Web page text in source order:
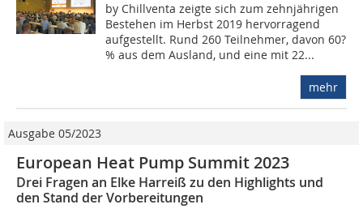
by Chillventa zeigte sich zum zehnjährigen
Bestehen im Herbst 2019 hervorragend
aufgestellt. Rund 260 Teilnehmer, davon 60?
% aus dem Ausland, und eine mit 22...
mehr
Ausgabe 05/2023
European Heat Pump Summit 2023
Drei Fragen an Elke Harreiß zu den Highlights und
den Stand der Vorbereitungen